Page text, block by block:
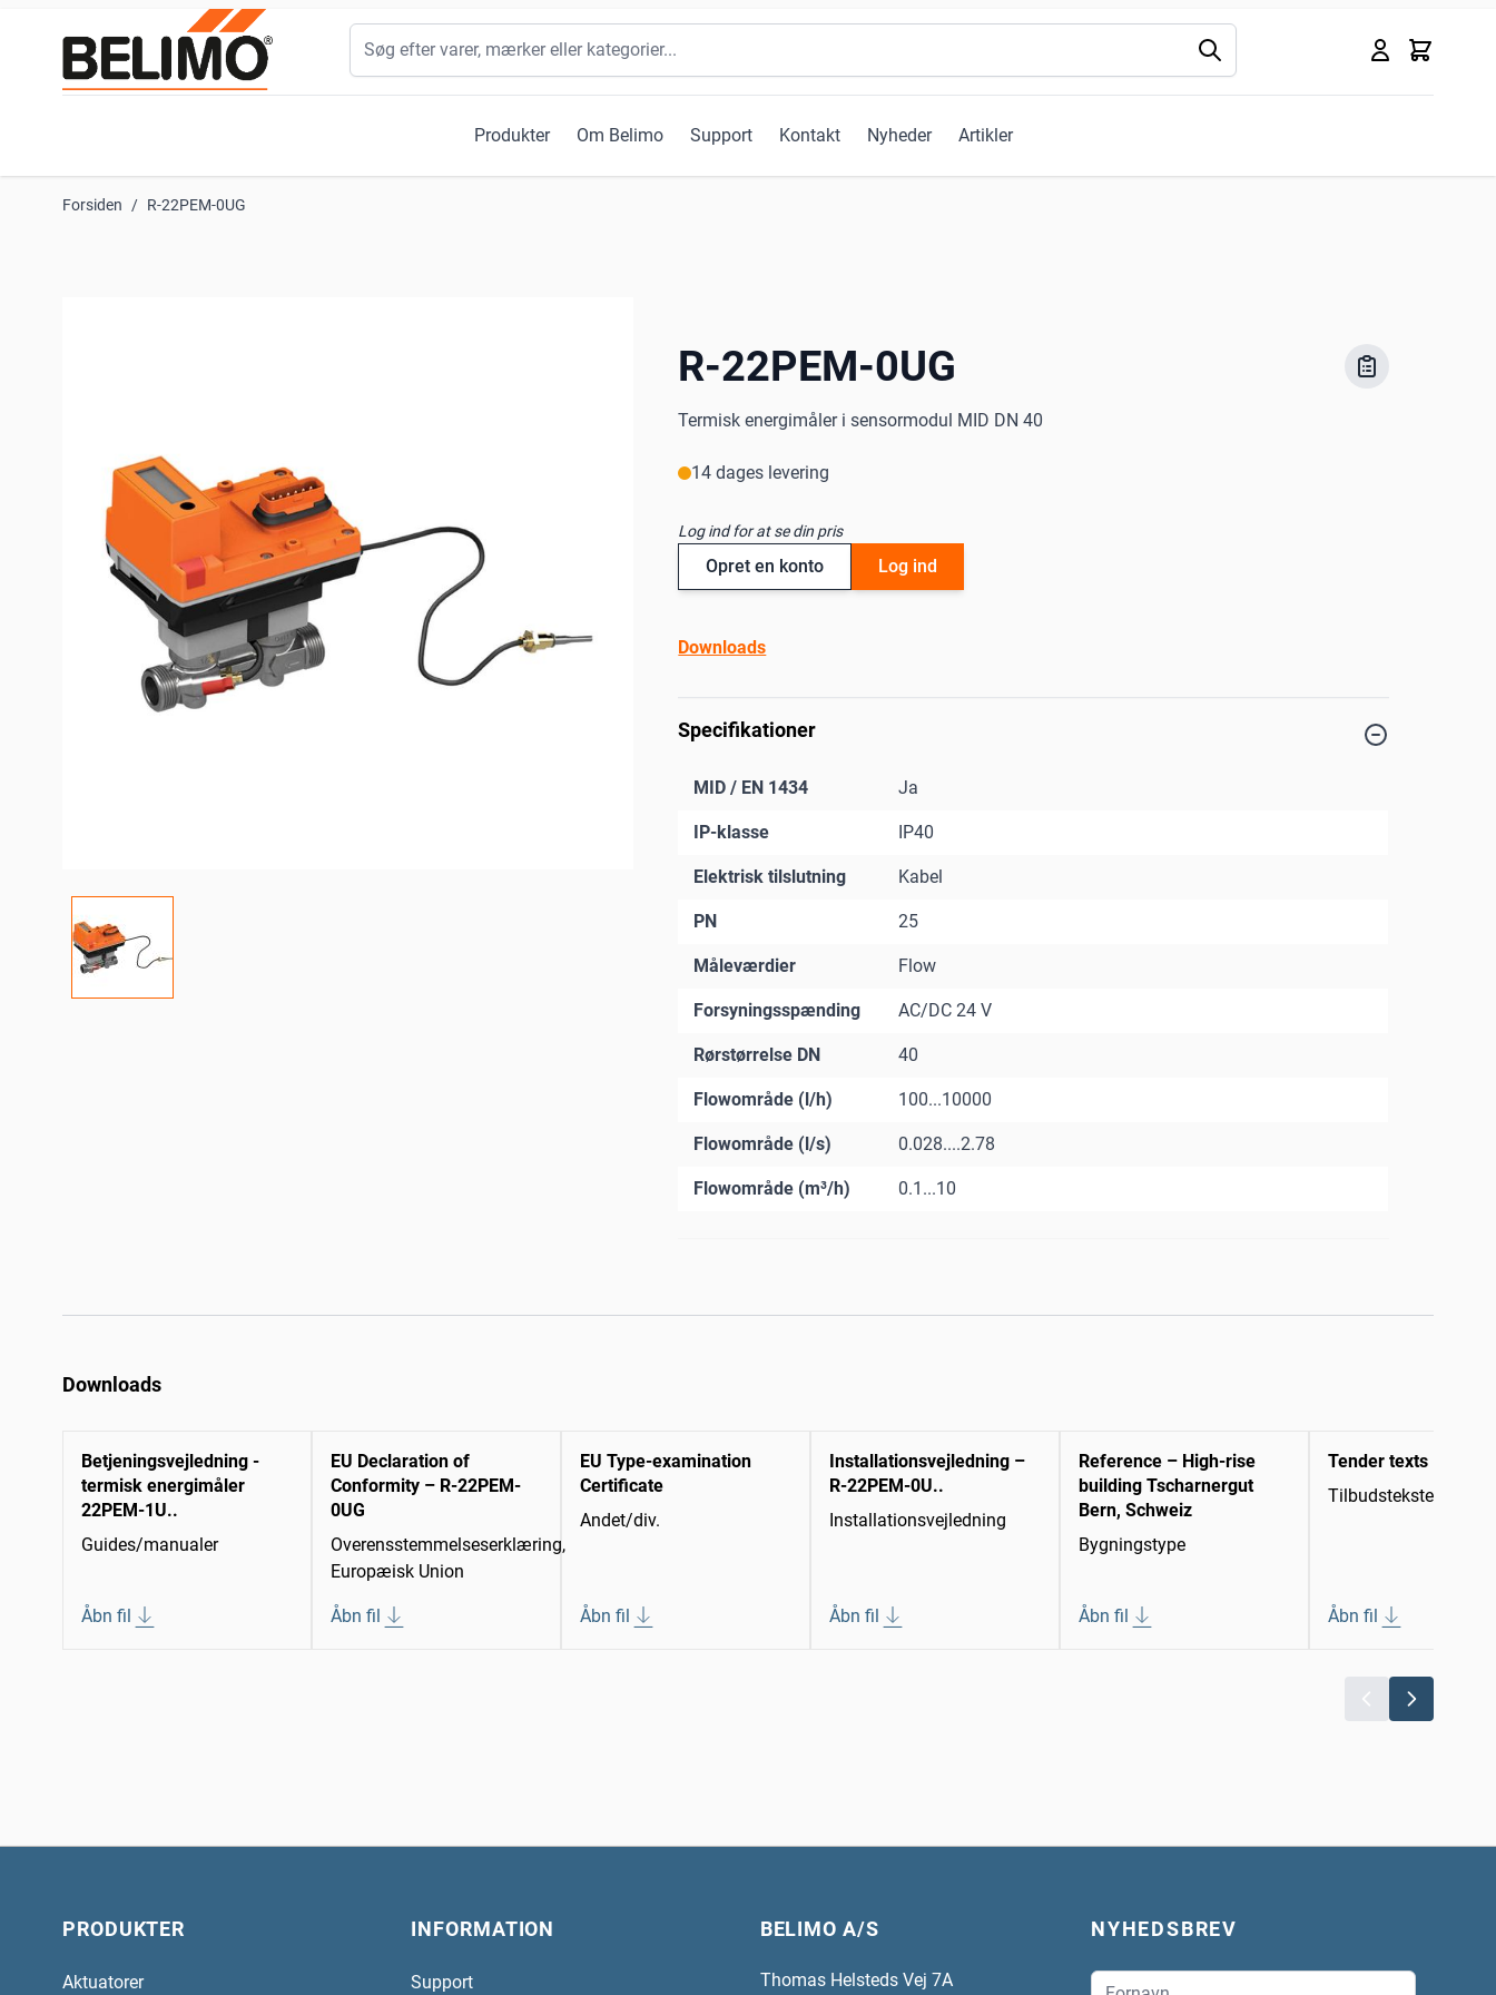
Produkter Om Belimo Support Kontakt Nyheder Artikler
Kurv
Søg
Forsiden / R-22PEM-0UG
R-22PEM-0UG
Termisk energimåler i sensormodul MID DN 40
14 dages levering
Log ind for at se din pris
Opret en konto Log ind
Downloads
Specifikationer
MID / EN 1434 Ja
IP-klasse IP40
Elektrisk tilslutning Kabel
PN 25
Måleværdier Flow
Forsyningsspænding AC/DC 24 V
Rørstørrelse DN 40
Flowområde (l/h) 100...10000
Flowområde (l/s) 0.028....2.78
Flowområde (m³/h) 0.1...10
Downloads
Betjeningsvejledning -
termisk energimåler
22PEM-1U..
Guides/manualer
Åbn fil
EU Declaration of
Conformity – R-22PEM-
0UG
Overensstemmelseserklæring,
Europæisk Union
Åbn fil
EU Type-examination
Certificate
Andet/div.
Åbn fil
Installationsvejledning –
R-22PEM-0U..
Installationsvejledning
Åbn fil
Reference – High-rise
building Tscharnergut
Bern, Schweiz
Bygningstype
Åbn fil
Tender texts
Tilbudstekster
Åbn fil
PRODUKTER
Aktuatorer
INFORMATION
Support
BELIMO A/S
Thomas Helsteds Vej 7A
NYHEDSBREV